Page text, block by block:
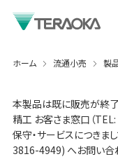
ホーム 流通小売 製
本製品は既に販売が終了
精工 お客さま窓口（
保守・サービスにつきま
3816-4949) へお問い合